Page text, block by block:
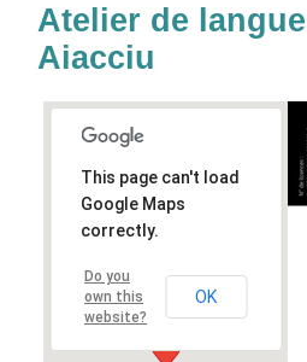
Atelier de
Aiacciu
This page can't load
Google Maps
correctly.
Do you
own this
website?
OK